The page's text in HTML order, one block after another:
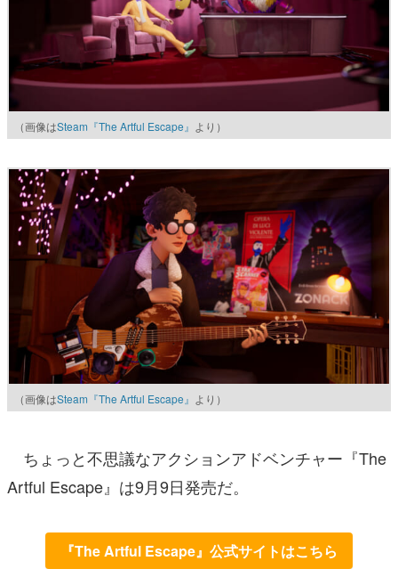
（画像はSteam『The Artful Escape』 より）
（画像はSteam『The Artful Escape』 より）
ちょっと不思議なアクションアドベンチャー『The
Artful Escape』は9月9日発売だ。
『The Artful Escape』公式サイトはこちら